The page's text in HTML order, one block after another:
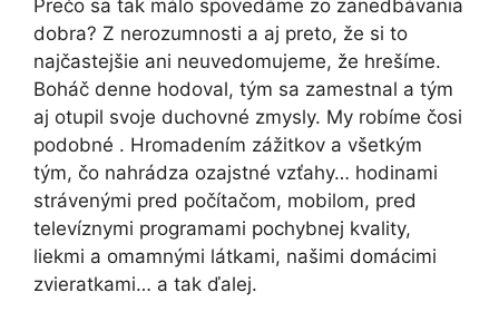
Prečo sa tak málo spovedáme zo zanedbávania
dobra? Z nerozumnosti a aj preto, že si to
najčastejšie ani neuvedomujeme, že hrešíme.
Boháč denne hodoval, tým sa zamestnal a tým
aj otupil svoje duchovné zmysly. My robíme čosi
podobné . Hromadením zážitkov a všetkým
tým, čo nahrádza ozajstné vzťahy… hodinami
strávenými pred počítačom, mobilom, pred
televíznymi programami pochybnej kvality,
liekmi a omamnými látkami, našimi domácimi
zvieratkami… a tak ďalej.